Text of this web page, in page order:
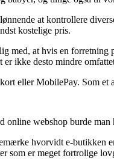
at kontrollere
kostelige pris.
med, at hvis en forretning
er ikke desto mindre
eller MobilePay. Som
webshop burde
hvorvidt e-butikken
som er meget fortrolige